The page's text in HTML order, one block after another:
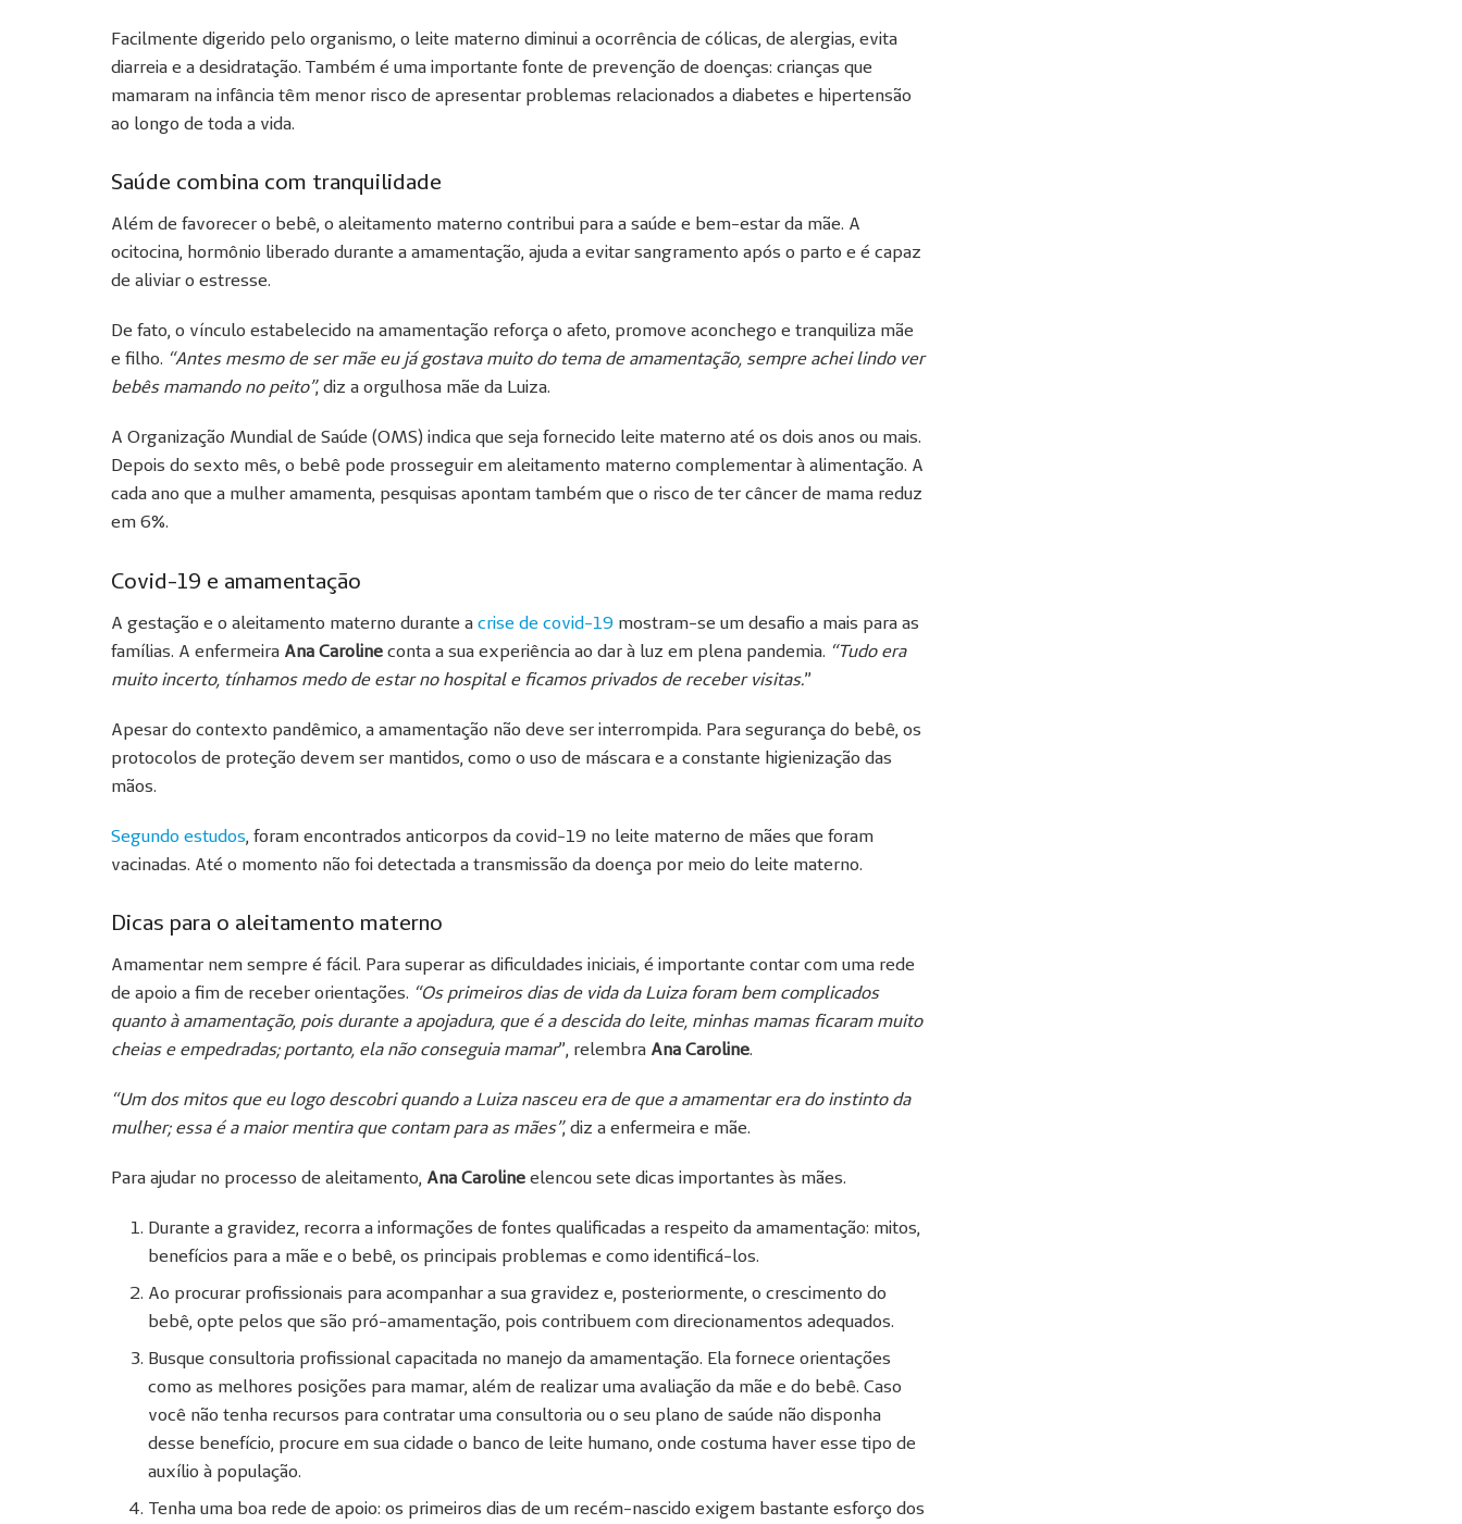
Facilmente digerido pelo organismo, o leite materno diminui a ocorrência de cólicas, de alergias, evita
diarreia e a desidratação. Também é uma importante fonte de prevenção de doenças: crianças que
mamaram na infância têm menor risco de apresentar problemas relacionados a diabetes e hipertensão
ao longo de toda a vida.
Saúde combina com tranquilidade
Além de favorecer o bebê, o aleitamento materno contribui para a saúde e bem-estar da mãe. A
ocitocina, hormônio liberado durante a amamentação, ajuda a evitar sangramento após o parto e é capaz
de aliviar o estresse.
De fato, o vínculo estabelecido na amamentação reforça o afeto, promove aconchego e tranquiliza mãe
e filho. “Antes mesmo de ser mãe eu já gostava muito do tema de amamentação, sempre achei lindo ver
bebês mamando no peito”, diz a orgulhosa mãe da Luiza.
A Organização Mundial de Saúde (OMS) indica que seja fornecido leite materno até os dois anos ou mais.
Depois do sexto mês, o bebê pode prosseguir em aleitamento materno complementar à alimentação. A
cada ano que a mulher amamenta, pesquisas apontam também que o risco de ter câncer de mama reduz
em 6%.
Covid-19 e amamentação
A gestação e o aleitamento materno durante a crise de covid-19 mostram-se um desafio a mais para as
famílias. A enfermeira Ana Caroline conta a sua experiência ao dar à luz em plena pandemia. “Tudo era
muito incerto, tínhamos medo de estar no hospital e ficamos privados de receber visitas.”
Apesar do contexto pandêmico, a amamentação não deve ser interrompida. Para segurança do bebê, os
protocolos de proteção devem ser mantidos, como o uso de máscara e a constante higienização das
mãos.
Segundo estudos, foram encontrados anticorpos da covid-19 no leite materno de mães que foram
vacinadas. Até o momento não foi detectada a transmissão da doença por meio do leite materno.
Dicas para o aleitamento materno
Amamentar nem sempre é fácil. Para superar as dificuldades iniciais, é importante contar com uma rede
de apoio a fim de receber orientações. “Os primeiros dias de vida da Luiza foram bem complicados
quanto à amamentação, pois durante a apojadura, que é a descida do leite, minhas mamas ficaram muito
cheias e empedradas; portanto, ela não conseguia mamar”, relembra Ana Caroline.
“Um dos mitos que eu logo descobri quando a Luiza nasceu era de que a amamentar era do instinto da
mulher; essa é a maior mentira que contam para as mães”, diz a enfermeira e mãe.
Para ajudar no processo de aleitamento, Ana Caroline elencou sete dicas importantes às mães.
Durante a gravidez, recorra a informações de fontes qualificadas a respeito da amamentação: mitos,
benefícios para a mãe e o bebê, os principais problemas e como identificá-los.
Ao procurar profissionais para acompanhar a sua gravidez e, posteriormente, o crescimento do
bebê, opte pelos que são pró-amamentação, pois contribuem com direcionamentos adequados.
Busque consultoria profissional capacitada no manejo da amamentação. Ela fornece orientações
como as melhores posições para mamar, além de realizar uma avaliação da mãe e do bebê. Caso
você não tenha recursos para contratar uma consultoria ou o seu plano de saúde não disponha
desse benefício, procure em sua cidade o banco de leite humano, onde costuma haver esse tipo de
auxílio à população.
Tenha uma boa rede de apoio: os primeiros dias de um recém-nascido exigem bastante esforço dos